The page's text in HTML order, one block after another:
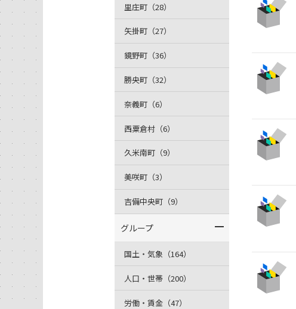
里庄町（28）
矢掛町（27）
鏡野町（36）
勝央町（32）
奈義町（6）
西粟倉村（6）
久米南町（9）
美咲町（3）
吉備中央町（9）
グループ
国土・気象（164）
人口・世帯（200）
労働・賃金（47）